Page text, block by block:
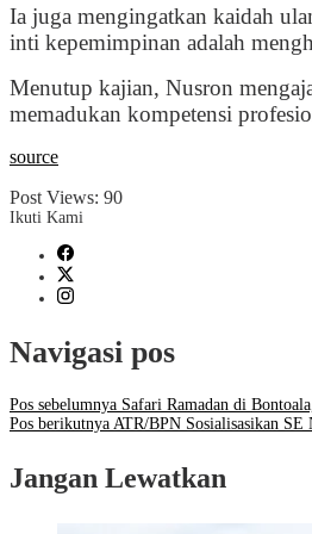
Ia juga mengingatkan kaidah
inti kepemimpinan adalah
Menutup kajian, Nusron
memadukan kompetensi
source
Post Views: 90
Ikuti Kami
Navigasi pos
Pos sebelumnya Safari Ramadan di
Pos berikutnya ATR/BPN Sosialisasikan
Jangan Lewatkan